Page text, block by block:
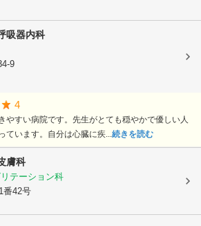
吸器内科
9
4
やすい病院です。先生がとても穏やかで優しい人
ています。自分は心臓に疾...続きを読む
膚科
テーション科
番42号